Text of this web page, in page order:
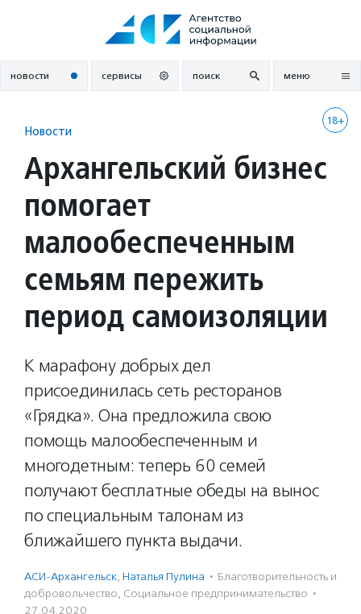
новости сервисы поиск меню
18+
Новости
Архангельский бизнес
помогает
малообеспеченным
семьям пережить
период самоизоляции
К марафону добрых дел
присоединилась сеть ресторанов
«Грядка». Она предложила свою
помощь малообеспеченным и
многодетным: теперь 60 семей
получают бесплатные обеды на вынос
по специальным талонам из
ближайшего пункта выдачи.
АСИ-Архангельск, Наталья Пулина · Благотвори­тель­ность и
доброволь­чест­во, Социальное предпри­нима­тель­ство ·
27.04.2020